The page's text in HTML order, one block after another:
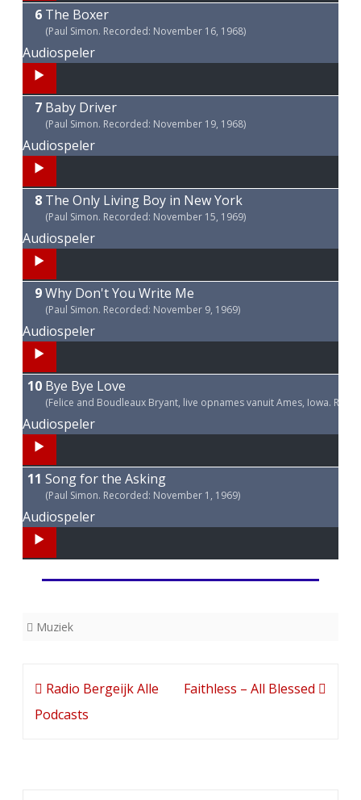
00:00
00:00
00:00
The Boxer
(Paul Simon. Recorded: November 16, 1968)
Audiospeler
00:00
00:00
05:12
Baby Driver
(Paul Simon. Recorded: November 19, 1968)
Audiospeler
00:00
00:00
03:17
The Only Living Boy in New York
(Paul Simon. Recorded: November 15, 1969)
Audiospeler
00:00
00:00
00:00
Why Don't You Write Me
(Paul Simon. Recorded: November 9, 1969)
Audiospeler
00:00
00:00
02:45
Bye Bye Love
(Felice and Boudleaux Bryant, live opnames vanuit Ames, Iowa.
Audiospeler
00:00
00:00
00:00
Song for the Asking
(Paul Simon. Recorded: November 1, 1969)
Audiospeler
Muziek
Bericht
navigatie
Radio Bergeijk Alle
Podcasts
Faithless – All Blessed